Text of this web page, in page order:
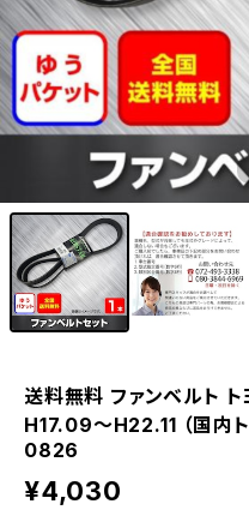
送料無料 ファンベルト
H17.09～H22.11 （国内
0826
¥4,030